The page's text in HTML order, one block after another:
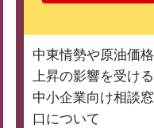
中東情勢や原油価格
上昇の影響を受ける
中小企業向け相談窓
口について